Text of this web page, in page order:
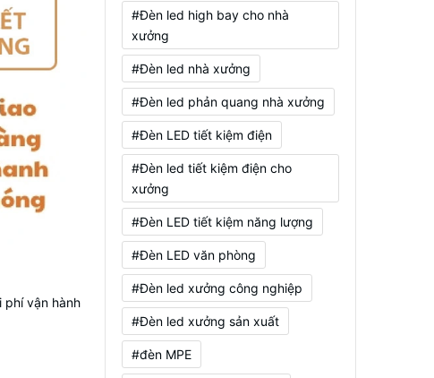
phí vận hành
#Đèn led high bay cho nhà
xưởng
#Đèn led nhà xưởng
#Đèn led phản quang nhà xưởng
#Đèn LED tiết kiệm điện
#Đèn led tiết kiệm điện cho
xưởng
#Đèn LED tiết kiệm năng lượng
#Đèn LED văn phòng
#Đèn led xưởng công nghiệp
#Đèn led xưởng sản xuất
#đèn MPE